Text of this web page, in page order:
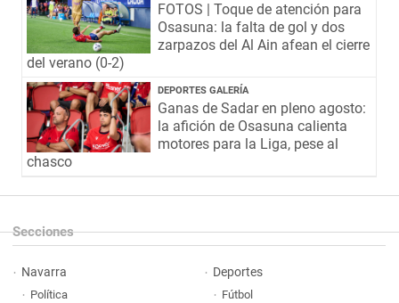
FOTOS | Toque de atención para
Osasuna: la falta de gol y dos
zarpazos del Al Ain afean el cierre
del verano (0-2)
DEPORTES GALERÍA
Ganas de Sadar en pleno agosto:
la afición de Osasuna calienta
motores para la Liga, pese al
chasco
Secciones
Navarra
Política
Deportes
Fútbol